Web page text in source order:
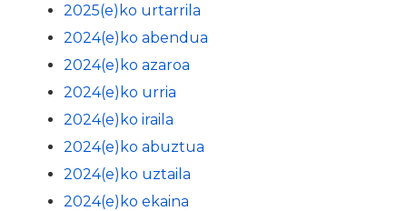
2025(e)ko urtarrila
2024(e)ko abendua
2024(e)ko azaroa
2024(e)ko urria
2024(e)ko iraila
2024(e)ko abuztua
2024(e)ko uztaila
2024(e)ko ekaina